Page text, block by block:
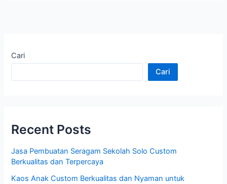
Cari
Cari
Recent Posts
Jasa Pembuatan Seragam Sekolah Solo Custom
Berkualitas dan Terpercaya
Kaos Anak Custom Berkualitas dan Nyaman untuk